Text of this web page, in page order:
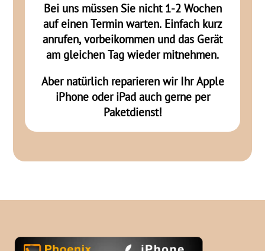
Bei uns müssen Sie nicht 1-2 Wochen
auf einen Termin warten. Einfach kurz
anrufen, vorbeikommen und das Gerät
am gleichen Tag wieder mitnehmen.
Aber natürlich reparieren wir Ihr Apple
iPhone oder iPad auch gerne per
Paketdienst!